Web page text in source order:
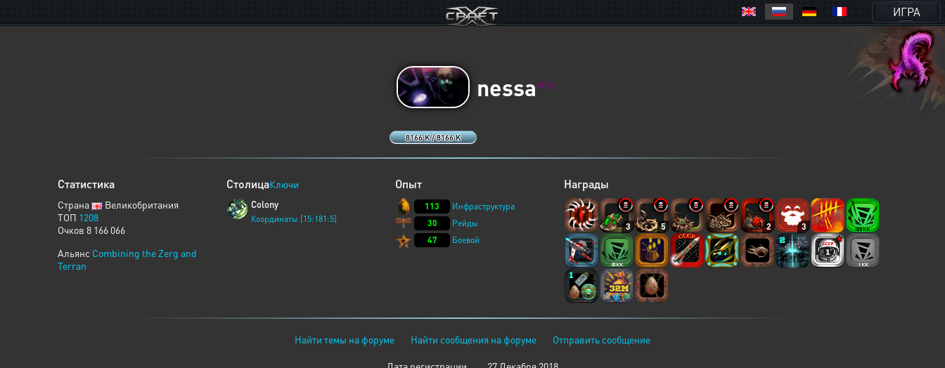
ИГРА
8166 K / 8166 K
nessaXERJ
Статистика
Страна
Великобритания
ТОП 1208
Очков 8 166 066
Альянс Combining the Zerg and
Terran
СтолицаКлючи
Colony
Координаты [15:181:5]
Опыт
113
Инфраструктура
30
Рейды
47
Боевой
Награды
3 5 2 3
Найти темы на форуме Найти сообщения на форуме Отправить сообщение